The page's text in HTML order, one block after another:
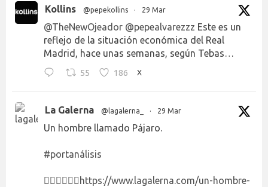
Kollins @pepekollins · 29 Mar
@TheNewOjeador @pepealvarezzz Este es un
reflejo de la situación económica del Real
Madrid, hace unas semanas, según Tebas…
55 186 X
La Galerna @lagalerna_ · 29 Mar
Un hombre llamado Pájaro.
#portanálisis
👉🏻👉🏻👉🏻 https://www.lagalerna.com/un-hombre-